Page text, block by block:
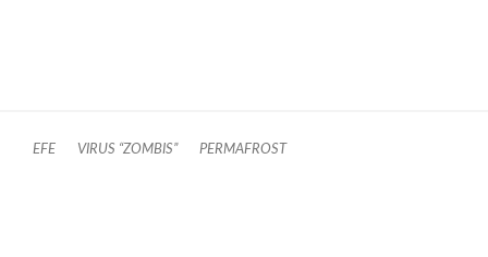
EFE VIRUS “ZOMBIS” PERMAFROST